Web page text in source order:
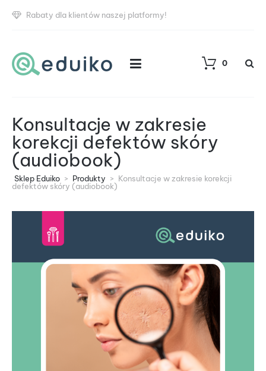
Rabaty dla klientów naszej platformy!
0
Konsultacje w zakresie
korekcji defektów skóry
(audiobook)
Sklep Eduiko > Produkty > Konsultacje w zakresie korekcji
defektów skóry (audiobook)